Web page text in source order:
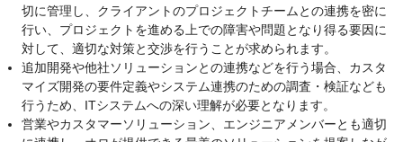
切に管理し、クライアントのプロジェクトチームとの連携を密に
行い、プロジェクトを進める上での障害や問題となり得る要因に
対して、適切な対策と交渉を行うことが求められます。
追加開発や他社ソリューションとの連携などを行う場合、カスタ
マイズ開発の要件定義やシステム連携のための調査・検証なども
行うため、ITシステムへの深い理解が必要となります。
営業やカスタマーソリューション、エンジニアメンバーとも適切